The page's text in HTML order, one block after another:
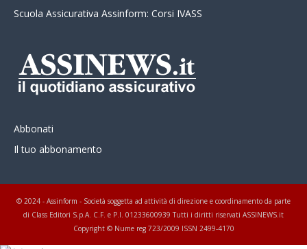
Scuola Assicurativa Assinform: Corsi IVASS
Abbonati
Il tuo abbonamento
© 2024 - Assinform - Società soggetta ad attività di direzione e coordinamento da parte
di Class Editori S.p.A. C.F. e P.I. 01233600939 Tutti i diritti riservati ASSINEWS.it
Copyright © Nume reg 723/2009 ISSN 2499-4170